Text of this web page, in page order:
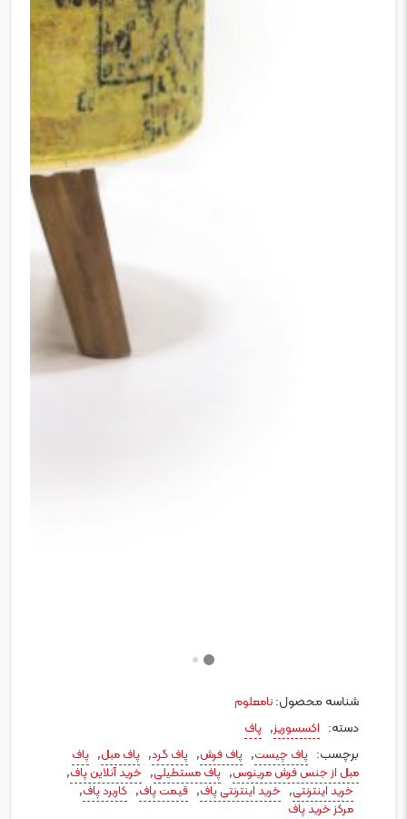
شناسه محصول: نامعلوم
دسته: اکسسوریز, پاف
برچسب: پاف چیست, پاف فرش, پاف گرد, پاف مبل, پاف
مبل از جنس فرش مرینوس, پاف مستطیلی, خرید آنلاین پاف,
خرید اینترنتی, خرید اینترنتی پاف, قیمت پاف, کاربرد پاف,
مرکز خرید پاف